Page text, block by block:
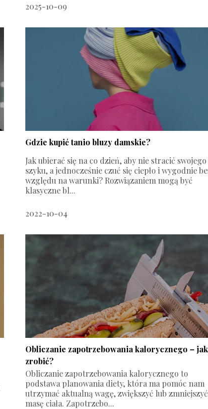
2025-10-09
Gdzie kupić tanio bluzy damskie?
Jak ubierać się na co dzień, aby nie stracić swojego
szyku, a jednocześnie czuć się ciepło i wygodnie
względu na warunki? Rozwiązaniem mogą być
klasyczne bl...
2022-10-04
Obliczanie zapotrzebowania kalorycznego –
zrobić?
Obliczanie zapotrzebowania kalorycznego to
podstawa planowania diety, która ma pomóc nam
utrzymać aktualną wagę, zwiększyć lub zmniejszyć
masę ciała. Zapotrzebo...